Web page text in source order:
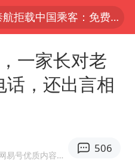
白海豚可能在浙江登陆
诺首次公开道歉
13岁少年白天写作业晚上夜市炒粉
陕西柞水遭遇暴雨五千余户群众转移
一家长对老
话，还出言相
·网易号优质内容创作者
506